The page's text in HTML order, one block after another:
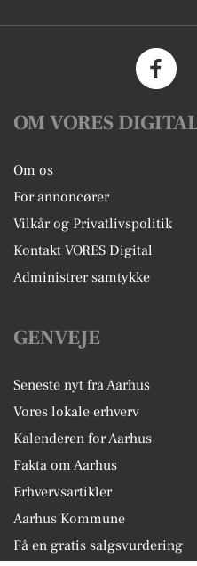
OM VORES
Om os
For annoncører
Vilkår og Privatlivspolitik
Kontakt VORES Digital
Administrer samtykke
GENVEJE
Seneste nyt fra Aarhus
Vores lokale erhverv
Kalenderen for Aarhus
Fakta om Aarhus
Erhvervsartikler
Aarhus Kommune
Få en gratis salgsvurdering